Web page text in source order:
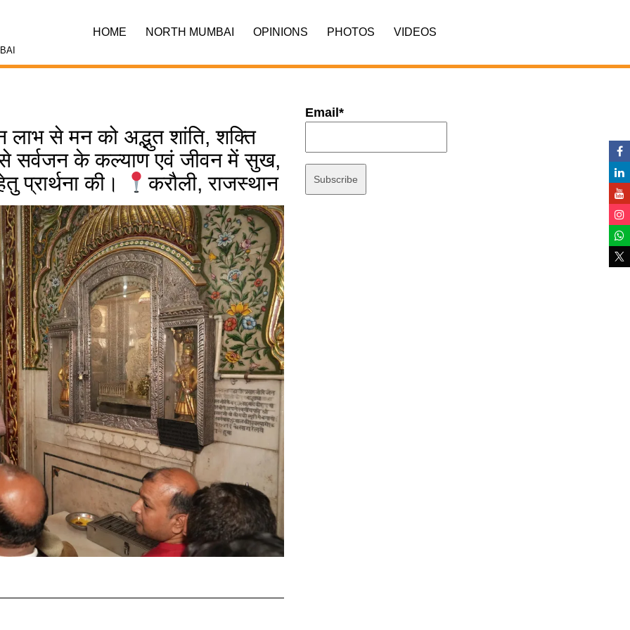
HOME NORTH MUMBAI OPINIONS PHOTOS VIDEOS
लाभ से मन को अद्भुत शांति, शक्ति
सर्वजन के कल्याण एवं जीवन में सुख,
प्रार्थना की।
करौली, राजस्थान
Email*